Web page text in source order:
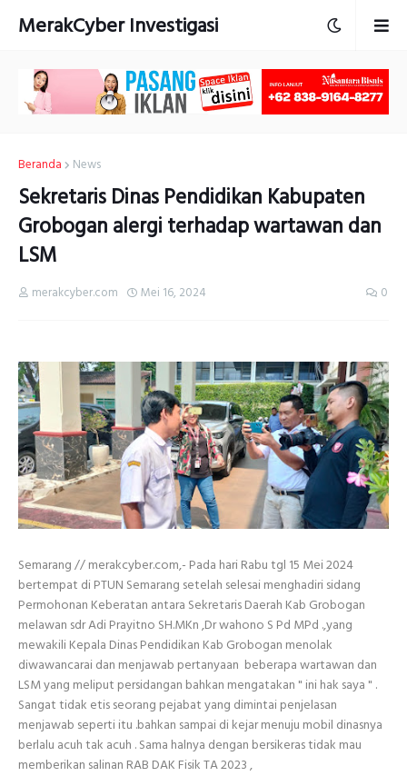
MerakCyber Investigasi
Beranda News
Sekretaris Dinas Pendidikan Kabupaten
Grobogan alergi terhadap wartawan dan
LSM
merakcyber.com Mei 16, 2024 0
Semarang // merakcyber.com,- Pada hari Rabu tgl 15 Mei 2024
bertempat di PTUN Semarang setelah selesai menghadiri sidang
Permohonan Keberatan antara Sekretaris Daerah Kab Grobogan
melawan sdr Adi Prayitno SH.MKn ,Dr wahono S Pd MPd .,yang
mewakili Kepala Dinas Pendidikan Kab Grobogan menolak
diwawancarai dan menjawab pertanyaan beberapa wartawan dan
LSM yang meliput persidangan bahkan mengatakan " ini hak saya " .
Sangat tidak etis seorang pejabat yang dimintai penjelasan
menjawab seperti itu .bahkan sampai di kejar menuju mobil dinasnya
berlalu acuh tak acuh . Sama halnya dengan bersikeras tidak mau
memberikan salinan RAB DAK Fisik TA 2023 ,